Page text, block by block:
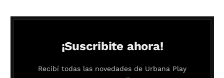
¡Suscribite ahora!
Recibí todas las novedades de Urbana Play